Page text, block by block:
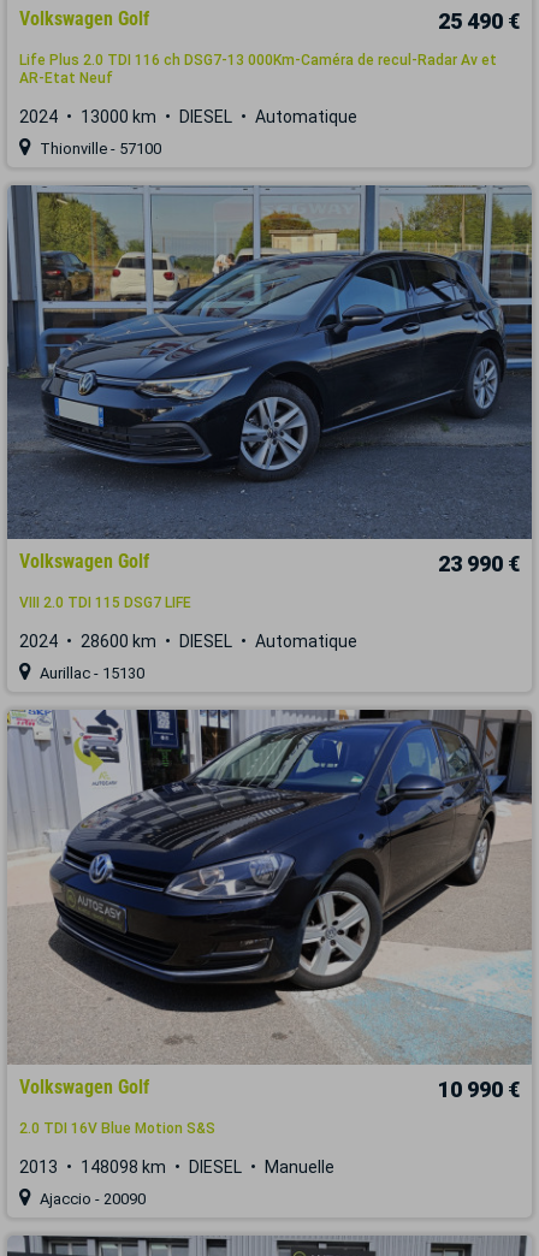
Volkswagen Golf 25 490 €
Life Plus 2.0 TDI 116 ch DSG7-13 000Km-Caméra de recul-Radar Av et
AR-Etat Neuf
2024 13000 km DIESEL Automatique
Thionville - 57100
Volkswagen Golf 23 990 €
VIII 2.0 TDI 115 DSG7 LIFE
2024 28600 km DIESEL Automatique
Aurillac - 15130
Volkswagen Golf 10 990 €
2.0 TDI 16V Blue Motion S&S
2013 148098 km DIESEL Manuelle
Ajaccio - 20090